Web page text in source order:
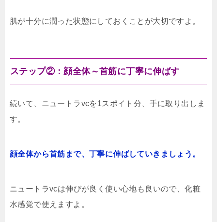
肌が十分に潤った状態にしておくことが大切ですよ。
ステップ②：顔全体～首筋に丁寧に伸ばす
続いて、ニュートラvcを1スポイト分、手に取り出しま
す。
顔全体から首筋まで、丁寧に伸ばしていきましょう。
ニュートラvcは伸びが良く使い心地も良いので、化粧
水感覚で使えますよ。